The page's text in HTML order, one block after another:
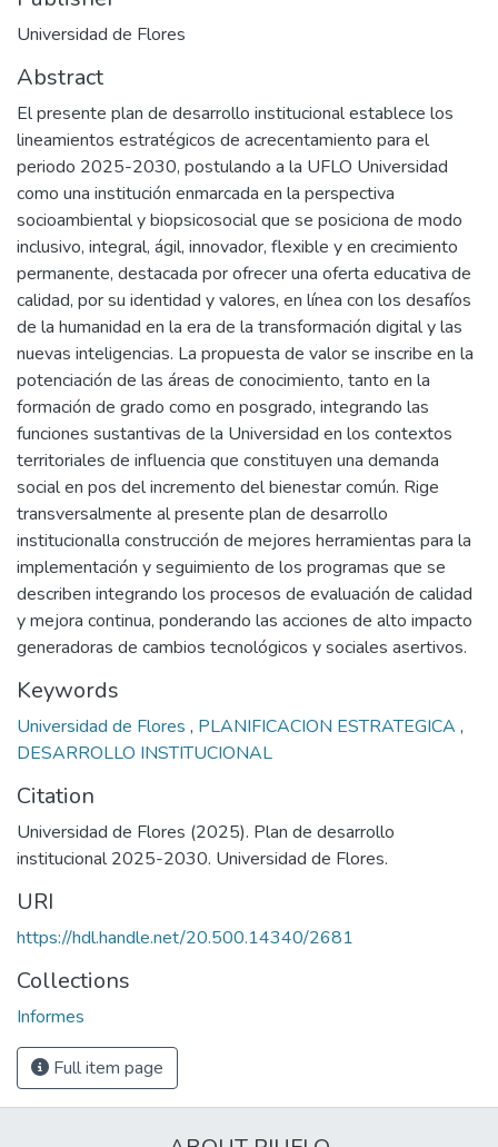
Universidad de Flores
Abstract
El presente plan de desarrollo institucional establece los
lineamientos estratégicos de acrecentamiento para el
periodo 2025-2030, postulando a la UFLO Universidad
como una institución enmarcada en la perspectiva
socioambiental y biopsicosocial que se posiciona de modo
inclusivo, integral, ágil, innovador, flexible y en crecimiento
permanente, destacada por ofrecer una oferta educativa de
calidad, por su identidad y valores, en línea con los desafíos
de la humanidad en la era de la transformación digital y las
nuevas inteligencias. La propuesta de valor se inscribe en la
potenciación de las áreas de conocimiento, tanto en la
formación de grado como en posgrado, integrando las
funciones sustantivas de la Universidad en los contextos
territoriales de influencia que constituyen una demanda
social en pos del incremento del bienestar común. Rige
transversalmente al presente plan de desarrollo
institucionalla construcción de mejores herramientas para la
implementación y seguimiento de los programas que se
describen integrando los procesos de evaluación de calidad
y mejora continua, ponderando las acciones de alto impacto
generadoras de cambios tecnológicos y sociales asertivos.
Keywords
Universidad de Flores , PLANIFICACION ESTRATEGICA ,
DESARROLLO INSTITUCIONAL
Citation
Universidad de Flores (2025). Plan de desarrollo
institucional 2025-2030. Universidad de Flores.
URI
https://hdl.handle.net/20.500.14340/2681
Collections
Informes
Full item page